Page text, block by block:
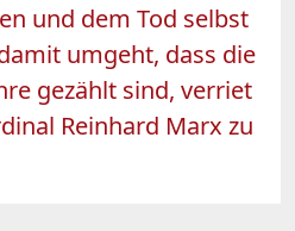
und dem Tod selbst
umgeht, dass die
gezählt sind, verriet
Reinhard Marx zu